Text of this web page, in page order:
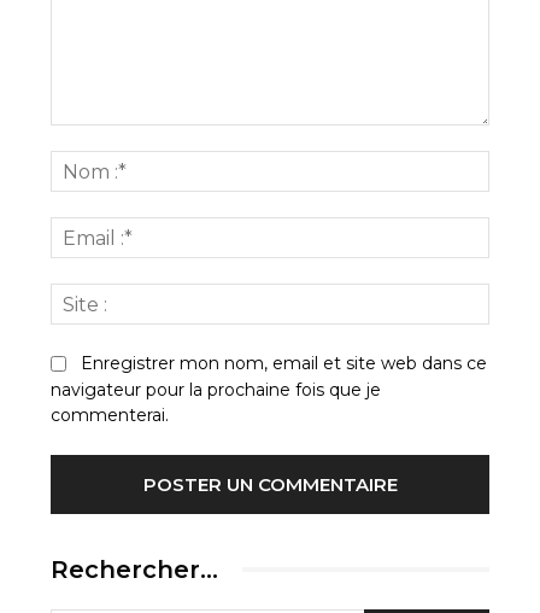
:*
:*
:
Enregistrer mon nom, email et site web dans ce
navigateur pour la prochaine fois que je
commenterai.
Rechercher…